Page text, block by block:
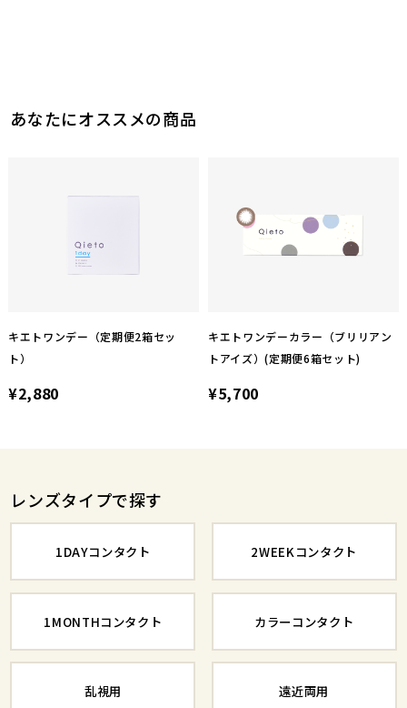
あなたにオススメの商品
キエトワンデー（定期便2箱セッ
ト）
¥2,880
キエトワンデーカラー（ブリリアン
トアイズ）(定期便6箱セット)
¥5,700
レンズタイプで探す
1DAYコンタクト 2WEEKコンタクト
1MONTHコンタクト カラーコンタクト
乱視用 遠近両用